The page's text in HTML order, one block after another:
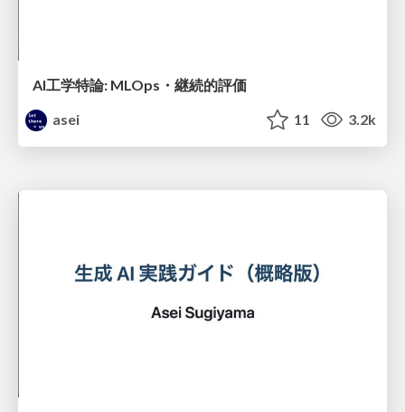
AI工学特論: MLOps・継続的評価
asei
11 3.2k